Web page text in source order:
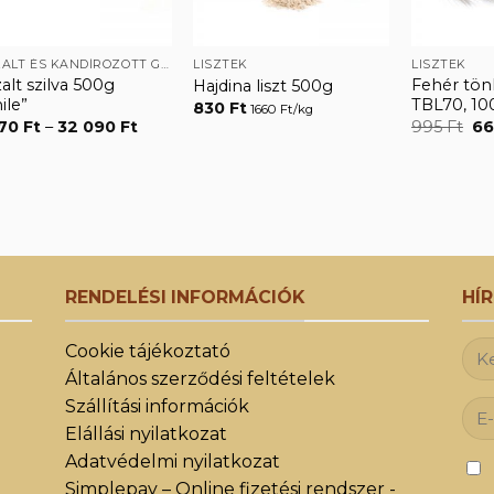
ASZALT ÉS KANDÍROZOTT GYÜMÖLCSÖK
szilva 500g
Ft – 32 090 FtÁrtartomány:
LISZTEK
Hajdina liszt 500g
830 Ft 1660 Ft/kg
LISZTEK
Fehér
TBL70,
995Ft
RENDELÉSI INFORMÁCIÓK
Cookie tájékoztató
Általános szerződési feltételek
Szállítási információk
Elállási nyilatkozat
Adatvédelmi nyilatkozat
Simplepay – Online fizetési rendszer -